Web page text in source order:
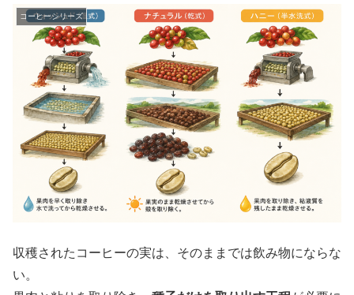
コーヒーシリーズ
収穫されたコーヒーの実は、そのままでは飲み物にならな
い。